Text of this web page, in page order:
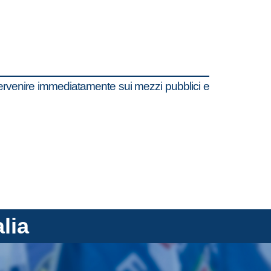
immediatamente sui mezzi pubblici e